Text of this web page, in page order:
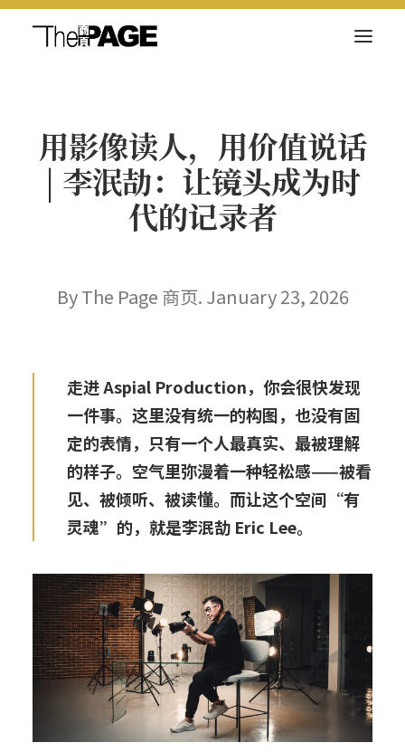
新闻内容
商页菁英
用影像读人，用价值说话
| 李泯劼：让镜头成为时
代的记录者
By The Page 商页. January 23, 2026
走进 Aspial Production，你会很快发现
一件事。这里没有统一的构图，也没有固
定的表情，只有一个人最真实、最被理解
的样子。空气里弥漫着一种轻松感——被看
见、被倾听、被读懂。而让这个空间“有
灵魂”的，就是李泯劼 Eric Lee。